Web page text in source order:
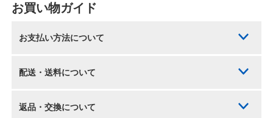
お買い物ガイド
お支払い方法について
配送・送料について
返品・交換について